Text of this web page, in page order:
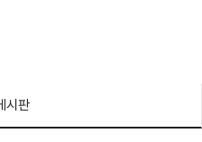
시판